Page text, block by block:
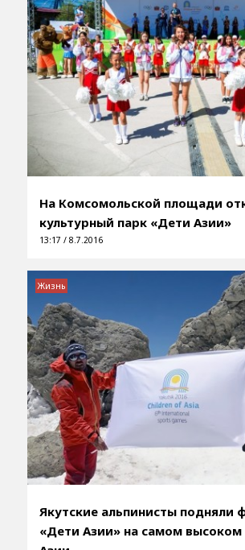
На Комсомольской площади
культурный парк «Дети Азии»
13:17 / 8.7.2016
Якутские альпинисты подняли
«Дети Азии» на самом высоком
Жизнь